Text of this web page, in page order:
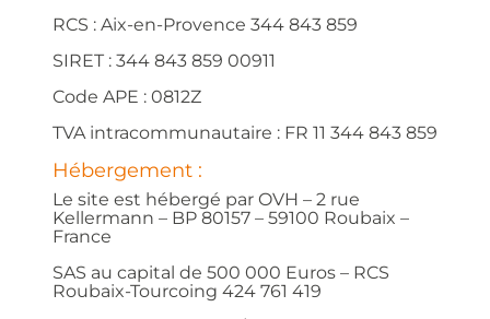
RCS : Aix-en-Provence 344 843 859
SIRET : 344 843 859 00911
Code APE : 0812Z
TVA intracommunautaire : FR 11 344 843 859
Hébergement :
Le site est hébergé par OVH – 2 rue
Kellermann – BP 80157 – 59100 Roubaix –
France
SAS au capital de 500 000 Euros – RCS
Roubaix-Tourcoing 424 761 419